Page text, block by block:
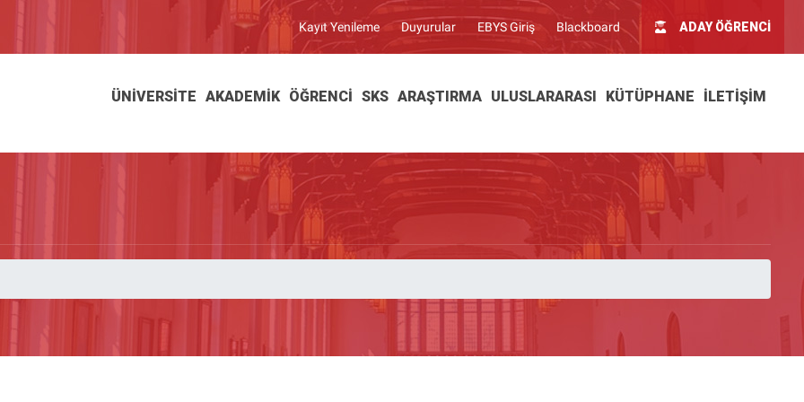
Kayıt Yenileme Duyurular EBYS Giriş Blackboard ADAY ÖĞRENCİ
ÜNIVERSITE AKADEMIK ÖĞRENCI SKS ARAŞTIRMA ULUSLARARASI KÜTÜPHANE İLETIŞIM